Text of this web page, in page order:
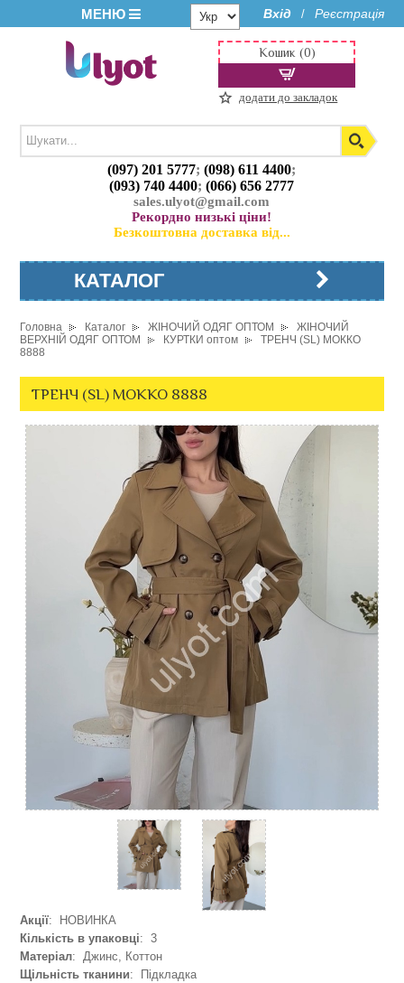
МЕНЮ Вхід / Реєстрація
(097) 201 5777;(098) 611 4400;
(093) 740 4400;(066) 656 2777
sales.ulyot@gmail.com
Рекордно низькі ціни!
Безкоштовна доставка від...
Кошик (0)
додати до закладок
КАТАЛОГ
Головна Каталог ЖІНОЧИЙ ОДЯГ ОПТОМ
ЖІНОЧИЙ
ВЕРХНІЙ ОДЯГ ОПТОМ
КУРТКИ оптом
ТРЕНЧ (SL) МОККО
8888
ТРЕНЧ (SL) МОККО 8888
Акції: НОВИНКА
Кількість в упаковці: 3
Матеріал: Джинс, Коттон
Щільність тканини: Підкладка